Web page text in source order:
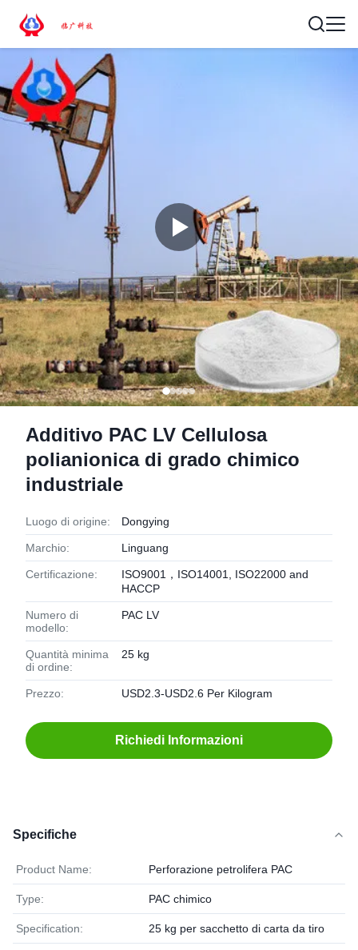
Additivo PAC LV Cellulosa
polianionica di grado chimico
industriale
Luogo di origine: Dongying
Marchio: Linguang
Certificazione:
ISO9001，ISO14001, ISO22000 and
HACCP
Numero di
modello:
PAC LV
Quantità minima
di ordine:
25 kg
Prezzo: USD2.3-USD2.6 Per Kilogram
Richiedi Informazioni
Specifiche
Product Name: Perforazione petrolifera PAC
Type: PAC chimico
Specification: 25 kg per sacchetto di carta da tiro